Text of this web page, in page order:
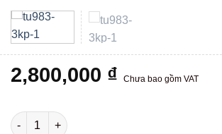
2,800,000 ₫ Chưa bao gồm VAT
TU983-3KP số lượng